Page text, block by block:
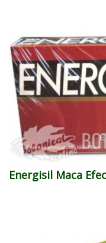
Energisil Maca